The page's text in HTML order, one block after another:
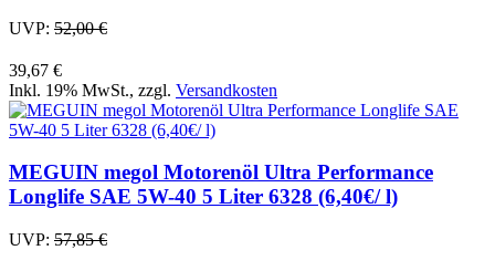
UVP: 52,00 €
39,67 €
Inkl. 19% MwSt., zzgl. Versandkosten
MEGUIN megol Motorenöl Ultra Performance
Longlife SAE 5W-40 5 Liter 6328 (6,40€/ l)
UVP: 57,85 €